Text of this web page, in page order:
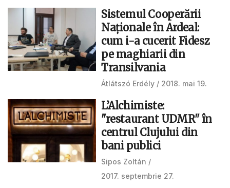
Sistemul Cooperării
Naţionale în Ardeal:
cum i-a cucerit Fidesz
pe maghiarii din
Transilvania
Átlátszó Erdély 2018. mai 19.
L’Alchimiste:
"restaurant UDMR" în
centrul Clujului din
bani publici
Sipos Zoltán
2017. septembrie 27.